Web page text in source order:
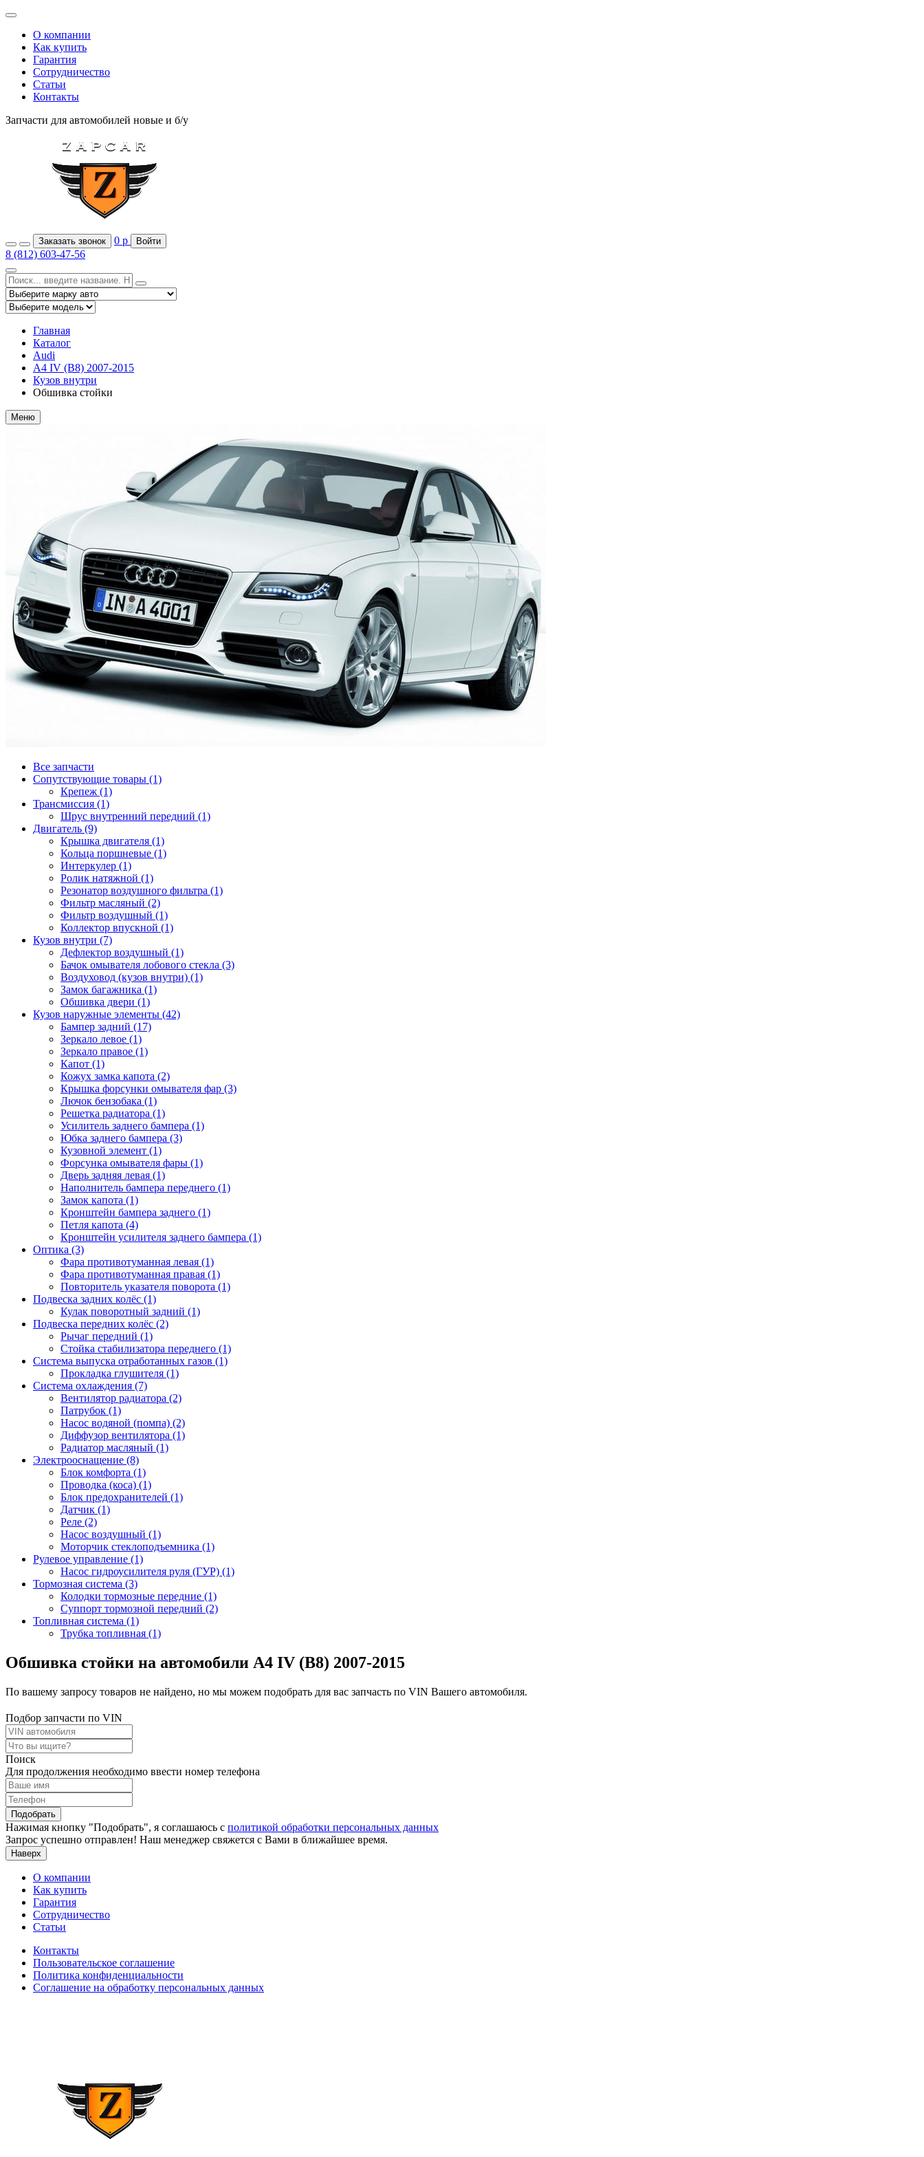
О компании
Как купить
Гарантия
Сотрудничество
Статьи
Контакты
Запчасти для автомобилей новые и б/у
Заказать звонок 0 р Войти
8 (812) 603-47-56
Главная
Каталог
Audi
A4 IV (B8) 2007-2015
Кузов внутри
Обшивка стойки
Меню
Все запчасти
Сопутствующие товары (1)
Крепеж (1)
Трансмиссия (1)
Шрус внутренний передний (1)
Двигатель (9)
Крышка двигателя (1)
Кольца поршневые (1)
Интеркулер (1)
Ролик натяжной (1)
Резонатор воздушного фильтра (1)
Фильтр масляный (2)
Фильтр воздушный (1)
Коллектор впускной (1)
Кузов внутри (7)
Дефлектор воздушный (1)
Бачок омывателя лобового стекла (3)
Воздуховод (кузов внутри) (1)
Замок багажника (1)
Обшивка двери (1)
Кузов наружные элементы (42)
Бампер задний (17)
Зеркало левое (1)
Зеркало правое (1)
Капот (1)
Кожух замка капота (2)
Крышка форсунки омывателя фар (3)
Лючок бензобака (1)
Решетка радиатора (1)
Усилитель заднего бампера (1)
Юбка заднего бампера (3)
Кузовной элемент (1)
Форсунка омывателя фары (1)
Дверь задняя левая (1)
Наполнитель бампера переднего (1)
Замок капота (1)
Кронштейн бампера заднего (1)
Петля капота (4)
Кронштейн усилителя заднего бампера (1)
Оптика (3)
Фара противотуманная левая (1)
Фара противотуманная правая (1)
Повторитель указателя поворота (1)
Подвеска задних колёс (1)
Кулак поворотный задний (1)
Подвеска передних колёс (2)
Рычаг передний (1)
Стойка стабилизатора переднего (1)
Система выпуска отработанных газов (1)
Прокладка глушителя (1)
Система охлаждения (7)
Вентилятор радиатора (2)
Патрубок (1)
Насос водяной (помпа) (2)
Диффузор вентилятора (1)
Радиатор масляный (1)
Электрооснащение (8)
Блок комфорта (1)
Проводка (коса) (1)
Блок предохранителей (1)
Датчик (1)
Реле (2)
Насос воздушный (1)
Моторчик стеклоподъемника (1)
Рулевое управление (1)
Насос гидроусилителя руля (ГУР) (1)
Тормозная система (3)
Колодки тормозные передние (1)
Суппорт тормозной передний (2)
Топливная система (1)
Трубка топливная (1)
Обшивка стойки на автомобили A4 IV (B8) 2007-2015
По вашему запросу товаров не найдено, но мы можем подобрать для вас запчасть по VIN Вашего автомобиля.
Подбор запчасти по VIN
Поиск
Для продолжения необходимо ввести номер телефона
Подобрать
Нажимая кнопку "Подобрать", я соглашаюсь с политикой обработки персональных данных
Запрос успешно отправлен! Наш менеджер свяжется с Вами в ближайшее время.
Наверх
О компании
Как купить
Гарантия
Сотрудничество
Статьи
Контакты
Пользовательское соглашение
Политика конфиденциальности
Соглашение на обработку персональных данных